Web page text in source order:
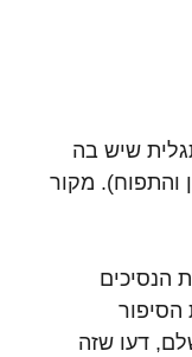
שיש בה
והתפוח). מקור
הנסיכים
הסיפור
דעו שזה